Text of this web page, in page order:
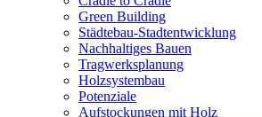
Green Building
Städtebau-Stadtentwicklung
Nachhaltiges Bauen
Tragwerksplanung
Holzsystembau
Potenziale
Aufstockungen mit Holz